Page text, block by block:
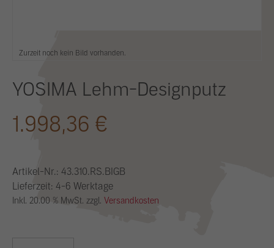
Zurzeit noch kein Bild vorhanden.
YOSIMA Lehm-Designputz
1.998,36 €
Artikel-Nr.: 43.310.RS.BIGB
Lieferzeit: 4-6 Werktage
Inkl. 20.00 % MwSt. zzgl. Versandkosten